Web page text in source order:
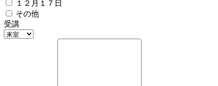
１２月１７日
その他
受講